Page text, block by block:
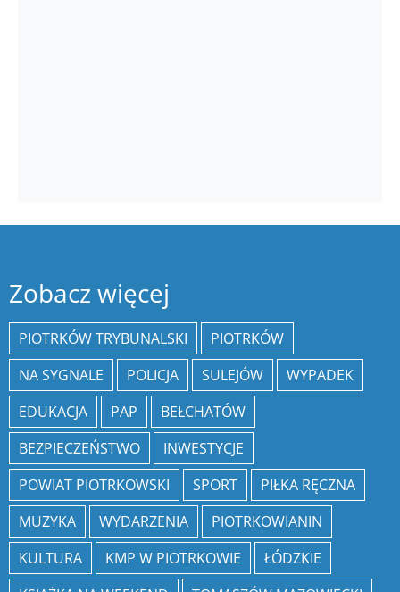
Zobacz więcej
PIOTRKÓW TRYBUNALSKI
PIOTRKÓW
NA SYGNALE
POLICJA SULEJÓW
WYPADEK
EDUKACJA
PAP
BEŁCHATÓW
BEZPIECZEŃSTWO
INWESTYCJE
POWIAT PIOTRKOWSKI
SPORT
PIŁKA RĘCZNA
MUZYKA
WYDARZENIA
PIOTRKOWIANIN
KULTURA
KMP W PIOTRKOWIE
ŁÓDZKIE